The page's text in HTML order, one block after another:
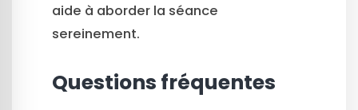
aide à aborder la séance
sereinement.
Questions fréquentes